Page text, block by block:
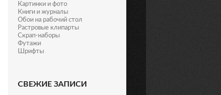
Картинки и фото
Книги и журналы
Обои на рабочий стол
Растровые клипарты
Скрап-наборы
Футажи
Шрифты
СВЕЖИЕ ЗАПИСИ